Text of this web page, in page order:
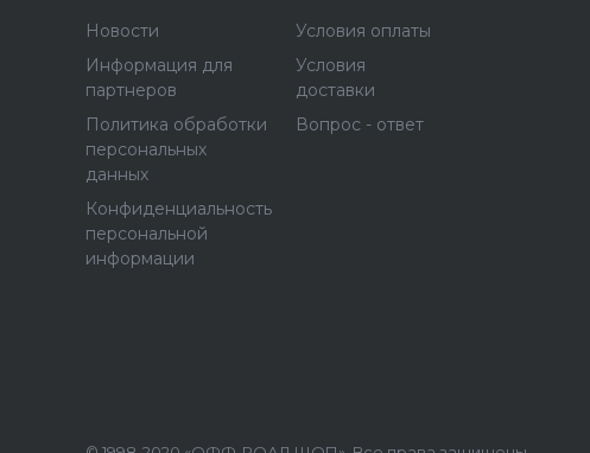
Новости
Информация для
партнеров
Политика обработки
персональных
данных
Конфиденциальность
персональной
информации
Условия оплаты
Условия
доставки
Вопрос - ответ